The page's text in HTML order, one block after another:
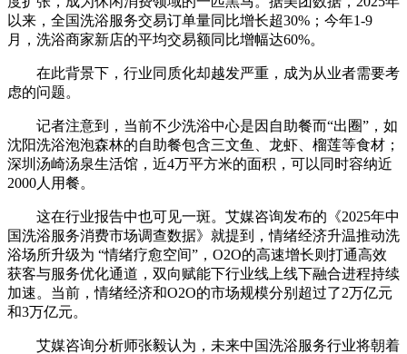
以来，全国洗浴服务交易订单量同比增长超30%；今年1-9
月，洗浴商家新店的平均交易额同比增幅达60%。
在此背景下，行业同质化却越发严重，成为从业者需要考
虑的问题。
记者注意到，当前不少洗浴中心是因自助餐而“出圈”，如
沈阳洗浴泡泡森林的自助餐包含三文鱼、龙虾、榴莲等食材；
深圳汤崎汤泉生活馆，近4万平方米的面积，可以同时容纳近
2000人用餐。
这在行业报告中也可见一斑。艾媒咨询发布的《2025年中
国洗浴服务消费市场调查数据》就提到，情绪经济升温推动洗
浴场所升级为 “情绪疗愈空间”，O2O的高速增长则打通高效
获客与服务优化通道，双向赋能下行业线上线下融合进程持续
加速。当前，情绪经济和O2O的市场规模分别超过了2万亿元
和3万亿元。
艾媒咨询分析师张毅认为，未来中国洗浴服务行业将朝着